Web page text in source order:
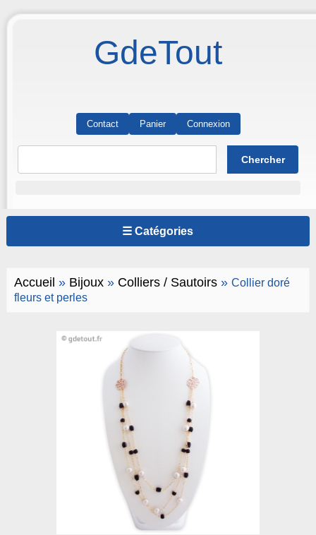
GdeTout
Contact Panier Connexion
☰ Catégories
Accueil » Bijoux» Colliers / Sautoirs» Collier doré
fleurs et perles